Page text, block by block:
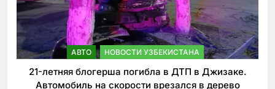
АВТО НОВОСТИ УЗБЕКИСТАНА
21-летняя блогерша погибла в ДТП в Джизаке.
Автомобиль на скорости врезался в дерево